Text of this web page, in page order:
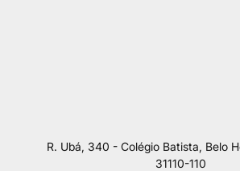
R. Ubá, 340 - Colégio Batista, Belo
31110-110